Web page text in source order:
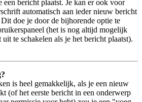
een bericht plaatst. Je kan er ook voor
automatisch aan ieder nieuw bericht
doe je door de bijhorende optie te
(het is nog altijd mogelijk
te schakelen als je het bericht plaatst).
is heel gemakkelijk, als je een nieuw
(of het eerste bericht in een onderwerp